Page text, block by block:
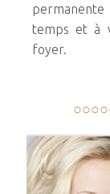
temps et à
foyer.